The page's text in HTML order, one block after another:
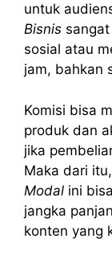
untuk
Bisnis
sosial atau
jam, bahkan
Komisi bisa
produk dan
jika
Maka dari itu,
Modal ini
jangka
konten yang